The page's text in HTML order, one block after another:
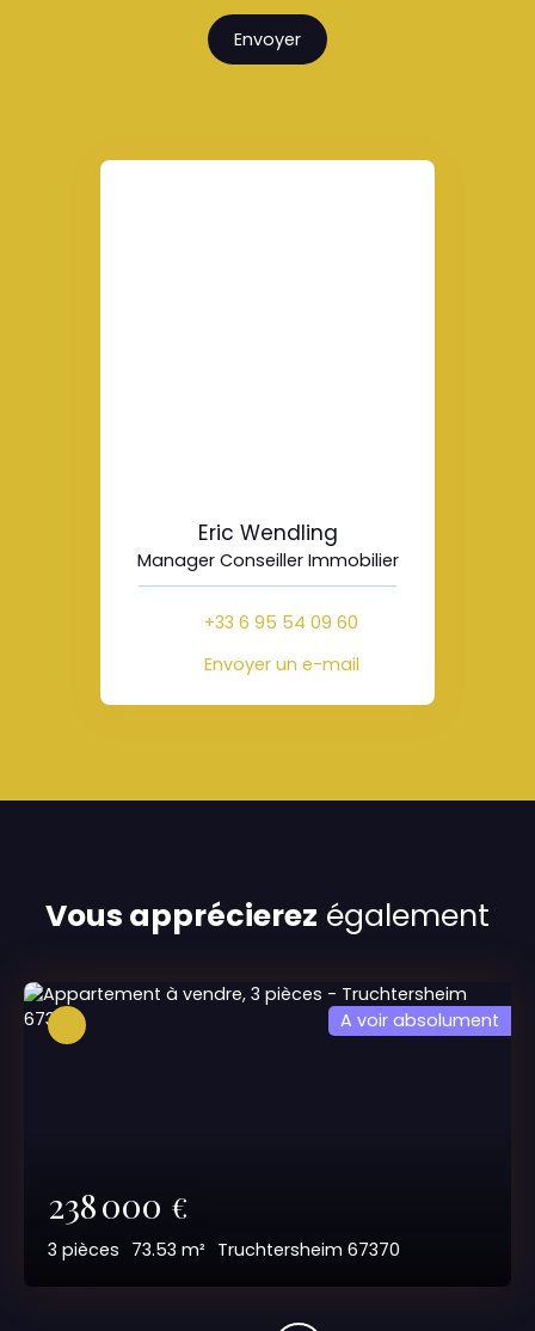
Envoyer
Eric Wendling
Manager Conseiller Immobilier
+33 6 95 54 09 60
Envoyer un e-mail
Vous apprécierez également
238 000 €
3 pièces 73.53 m² Truchtersheim 67370
A voir absolument